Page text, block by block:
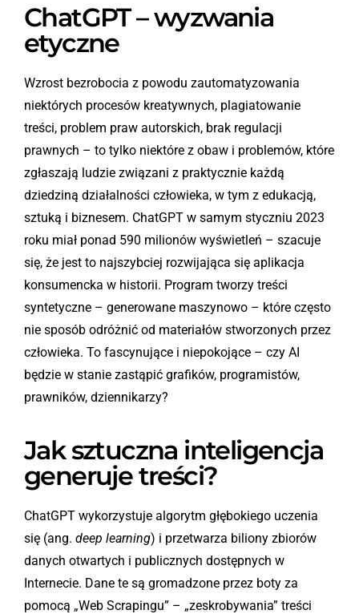
ChatGPT – wyzwania
etyczne
Wzrost bezrobocia z powodu zautomatyzowania
niektórych procesów kreatywnych, plagiatowanie
treści, problem praw autorskich, brak regulacji
prawnych – to tylko niektóre z obaw i problemów, które
zgłaszają ludzie związani z praktycznie każdą
dziedziną działalności człowieka, w tym z edukacją,
sztuką i biznesem. ChatGPT w samym styczniu 2023
roku miał ponad 590 milionów wyświetleń – szacuje
się, że jest to najszybciej rozwijająca się aplikacja
konsumencka w historii. Program tworzy treści
syntetyczne – generowane maszynowo – które często
nie sposób odróżnić od materiałów stworzonych przez
człowieka. To fascynujące i niepokojące – czy AI
będzie w stanie zastąpić grafików, programistów,
prawników, dziennikarzy?
Jak sztuczna inteligencja
generuje treści?
ChatGPT wykorzystuje algorytm głębokiego uczenia
się (ang. deep learning) i przetwarza biliony zbiorów
danych otwartych i publicznych dostępnych w
Internecie. Dane te są gromadzone przez boty za
pomocą „Web Scrapingu” – „zeskrobywania” treści